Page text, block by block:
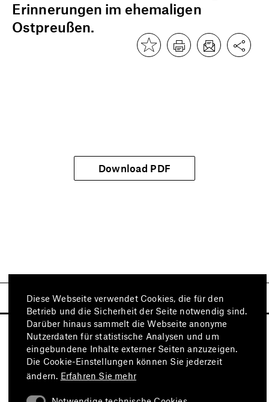
Erinnerungen im ehemaligen
Ostpreußen.
Download PDF
Diese Webseite verwendet Cookies, die für den
Betrieb und die Sicherheit der Seite notwendig sind.
Darüber hinaus sammelt die Webseite anonyme
Nutzerdaten für statistische Analysen und um
eingebundene Inhalte externer Seiten anzuzeigen.
Die Cookie-Einstellungen können Sie jederzeit
ändern. Erfahren Sie mehr